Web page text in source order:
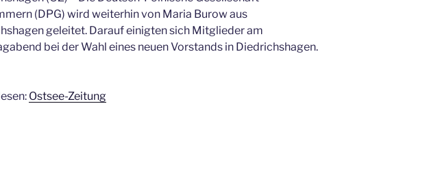
(DPG) wird weiterhin von Maria Burow aus
geleitet. Darauf einigten sich Mitglieder am
bei der Wahl eines neuen Vorstands in Diedrichshagen.
Ostsee-Zeitung